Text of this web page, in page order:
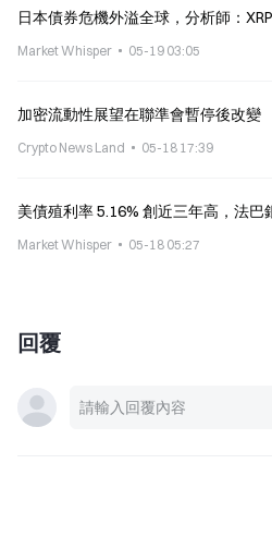
日本債券危機外溢全球，分析師：
Market Whisper 05-19 03:05
加密流動性展望在聯準會暫停後改變
Crypto News Land 05-18 17:39
美債殖利率 5.16% 創近三年高，法
Market Whisper 05-18 05:27
回覆